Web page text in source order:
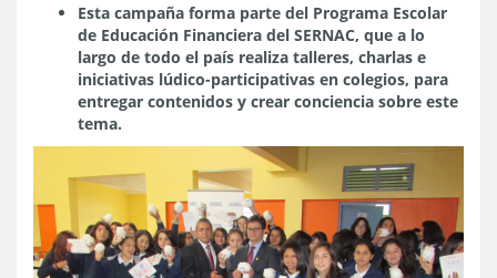
Esta campaña forma parte del Programa Escolar
de Educación Financiera del SERNAC, que a lo
largo de todo el país realiza talleres, charlas e
iniciativas lúdico-participativas en colegios, para
entregar contenidos y crear conciencia sobre este
tema.